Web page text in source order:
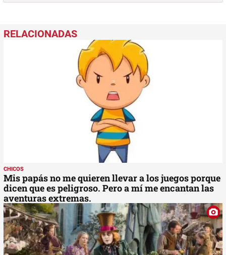
CHICOS
Mis papás no me quieren llevar a los juegos porque
dicen que es peligroso. Pero a mí me encantan las
aventuras extremas.